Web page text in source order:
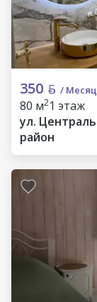
350 / Месяц
80 м21 этаж
ул.
район